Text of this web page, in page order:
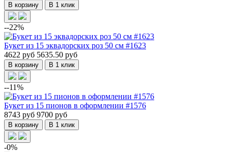
В корзину В 1 клик
--22%
Букет из 15 эквадорских роз 50 см #1623
4622 руб 5635.50 руб
В корзину В 1 клик
--11%
Букет из 15 пионов в оформлении #1576
8743 руб 9700 руб
В корзину В 1 клик
-0%